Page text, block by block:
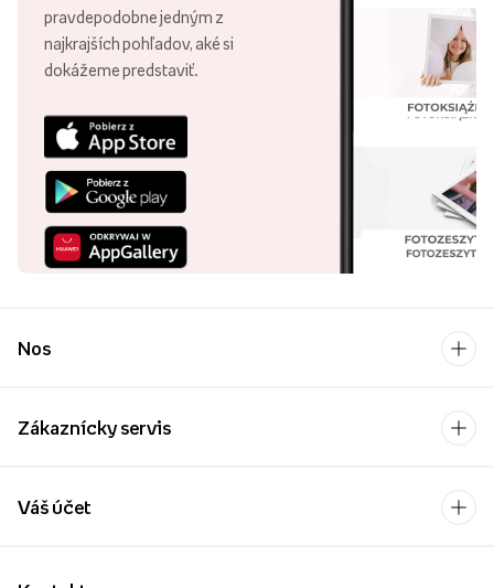
pravdepodobne jedným z
najkrajších pohľadov, aké si
dokážeme predstaviť.
Nos
Zákaznícky servis
Váš účet